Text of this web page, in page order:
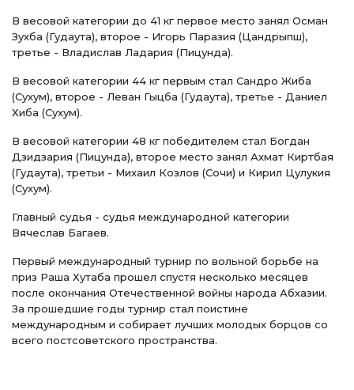
В весовой категории до 41 кг первое место занял Осман
Зухба (Гудаута), второе - Игорь Паразия (Цандрыпш),
третье - Владислав Ладария (Пицунда).
В весовой категории 44 кг первым стал Сандро Жиба
(Сухум), второе - Леван Гыцба (Гудаута), третье - Даниел
Хиба (Сухум).
В весовой категории 48 кг победителем стал Богдан
Дзидзария (Пицунда), второе место занял Ахмат Киртбая
(Гудаута), третьи - Михаил Козлов (Сочи) и Кирил Цулукия
(Сухум).
Главный судья - судья международной категории
Вячеслав Багаев.
Первый международный турнир по вольной борьбе на
приз Раша Хутаба прошел спустя несколько месяцев
после окончания Отечественной войны народа Абхазии.
За прошедшие годы турнир стал поистине
международным и собирает лучших молодых борцов со
всего постсоветского пространства.